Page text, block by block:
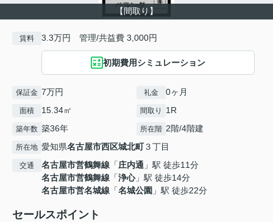
【間取り】
賃料 3.3万円 管理/共益費 3,000円
初期費用シミュレーション
保証金 7万円 礼金 0ヶ月
面積 15.34㎡ 間取り 1R
築年数 築36年 所在階 2階/4階建
所在地 愛知県名古屋市西区城北町３丁目
交通 名古屋市営鶴舞線 「庄内通 」駅 徒歩11分
名古屋市営鶴舞線 「浄心」駅 徒歩14分
名古屋市営名城線 「名城公園 」駅 徒歩22分
セールスポイント